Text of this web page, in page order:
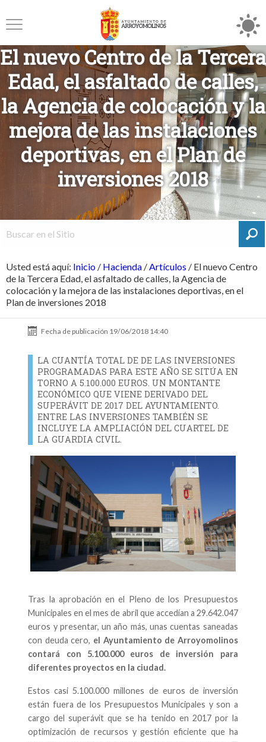
El nuevo Centro de la Tercera
Edad, el asfaltado de calles,
la Agencia de colocación y la
mejora de las instalaciones
deportivas, en el Plan de
inversiones 2018
Usted está aquí: Inicio / Hacienda /Artículos / El nuevo Centro
de la Tercera Edad, el asfaltado de calles, la Agencia de
colocación y la mejora de las instalaciones deportivas, en el
Plan de inversiones 2018
Fecha de publicación 19/06/2018 14:40
LA CUANTÍA TOTAL DE DE LAS INVERSIONES
PROGRAMADAS PARA ESTE AÑO SE SITÚA EN
TORNO A 5.100.000 EUROS. UN MONTANTE
ECONÓMICO QUE VIENE DERIVADO DEL
SUPERÁVIT DE 2017 DEL AYUNTAMIENTO.
ENTRE LAS INVERSIONES TAMBIÉN SE
INCLUYE LA AMPLIACIÓN DEL CUARTEL DE
LA GUARDIA CIVIL.
Tras la aprobación en el Pleno de los Presupuestos
Municipales en el mes de abril que accedían a 29.642.047
euros y presentar, un año más, unas cuentas saneadas
con deuda cero, el Ayuntamiento de Arroyomolinos
contará con 5.100.000 euros de inversión para
diferentes proyectos en la ciudad.
Estos casi 5.100.000 millones de euros de inversión
están fuera de los Presupuestos Municipales y son a
cargo del superávit que se ha tenido en 2017 por la
optimización de recursos y gestión eficiente que ha